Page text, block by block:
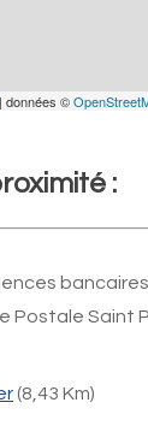
| données ©
:
Postale Saint
(8,43 Km)